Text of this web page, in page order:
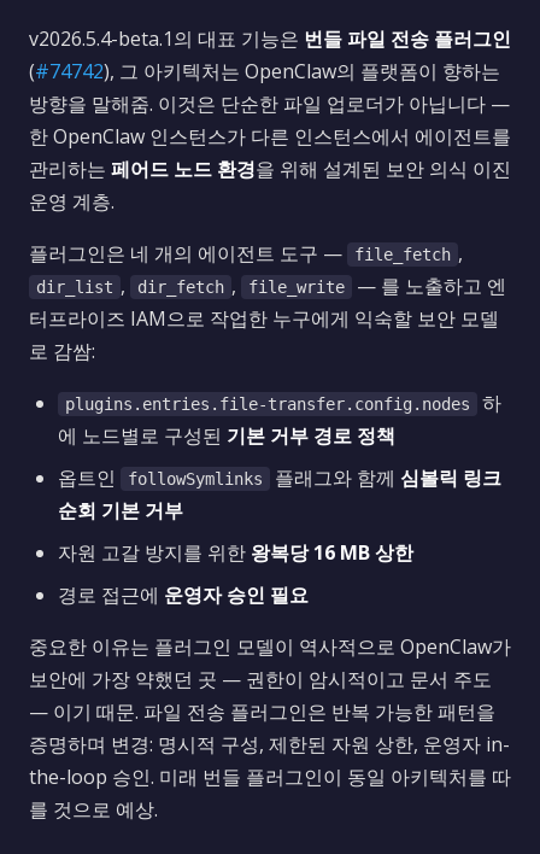
v2026.5.4-beta.1의 대표 기능은 번들 파일 전송 플러그인
(#74742), 그 아키텍처는 OpenClaw의 플랫폼이 향하는
방향을 말해줌. 이것은 단순한 파일 업로더가 아닙니다 —
한 OpenClaw 인스턴스가 다른 인스턴스에서 에이전트를
관리하는 페어드 노드 환경을 위해 설계된 보안 의식 이진
운영 계층.
플러그인은 네 개의 에이전트 도구 —
file_fetch ,
dir_list , dir_fetch , file_write
— 를 노출하고 엔
터프라이즈 IAM으로 작업한 누구에게 익숙할 보안 모델
로 감쌈:
plugins.entries.file-transfer.config.nodes
하
에 노드별로 구성된 기본 거부 경로 정책
옵트인
followSymlinks 플래그와 함께 심볼릭 링크
순회 기본 거부
자원 고갈 방지를 위한 왕복당 16 MB 상한
경로 접근에 운영자 승인 필요
중요한 이유는 플러그인 모델이 역사적으로 OpenClaw가
보안에 가장 약했던 곳 — 권한이 암시적이고 문서 주도
— 이기 때문. 파일 전송 플러그인은 반복 가능한 패턴을
증명하며 변경: 명시적 구성, 제한된 자원 상한, 운영자 in-
the-loop 승인. 미래 번들 플러그인이 동일 아키텍처를 따
를 것으로 예상.